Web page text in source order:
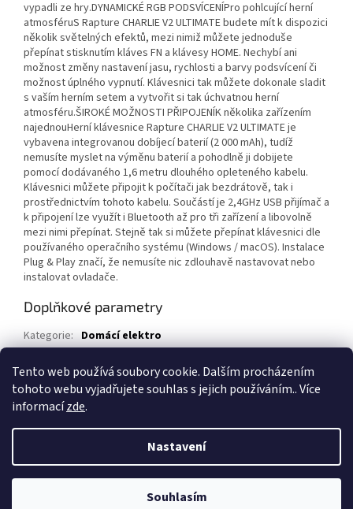
Tento web používá soubory cookie. Dalším procházením
tohoto webu vyjadřujete souhlas s jejich používáním.. Více
informacízde.
Nastavení
Souhlasím
vypadli ze hry.DYNAMICKÉ RGB PODSVÍCENÍPro pohlcující herní
atmosféruS Rapture CHARLIE V2 ULTIMATE budete mít k dispozici
několik světelných efektů, mezi nimiž můžete jednoduše
přepínat stisknutím kláves FN a klávesy HOME. Nechybí ani
možnost změny nastavení jasu, rychlosti a barvy podsvícení či
možnost úplného vypnutí. Klávesnici tak můžete dokonale sladit
s vaším herním setem a vytvořit si tak úchvatnou herní
atmosféru.ŠIROKÉ MOŽNOSTI PŘIPOJENÍK několika zařízením
najednouHerní klávesnice Rapture CHARLIE V2 ULTIMATE je
vybavena integrovanou dobíjecí baterií (2 000 mAh), tudíž
nemusíte myslet na výměnu baterií a pohodlně ji dobijete
pomocí dodávaného 1,6 metru dlouhého opleteného kabelu.
Klávesnici můžete připojit k počítači jak bezdrátově, tak i
prostřednictvím tohoto kabelu. Součástí je 2,4GHz USB přijímač a
k připojení lze využít i Bluetooth až pro tři zařízení a libovolně
mezi nimi přepínat. Stejně tak si můžete přepínat klávesnici dle
používaného operačního systému (Windows / macOS). Instalace
Plug & Play značí, že nemusíte nic zdlouhavě nastavovat nebo
instalovat ovladače.
Doplňkové parametry
Kategorie: Domácí elektro
EAN: 8596690018224
Vytvořil Shoptet
Exstruo. Všechna práva vyhrazena.